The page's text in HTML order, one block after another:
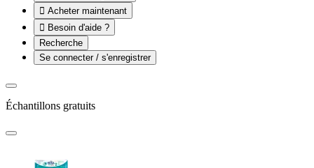
 Acheter maintenant
 Besoin d'aide ?
Recherche
Se connecter / s'enregistrer
Échantillons gratuits